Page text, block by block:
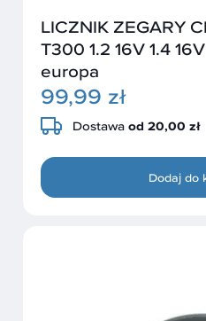
LICZNIK ZEGARY
T300 1.2 16V 1.4
europa
99,99 zł
Dostawa od 20,00 zł
Dodaj do